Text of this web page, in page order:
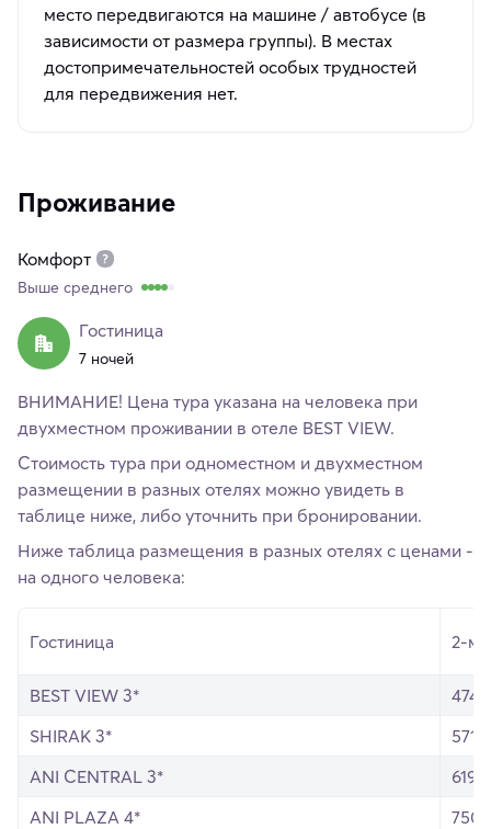
место передвигаются на машине / автобусе (в
зависимости от размера группы). В местах
достопримечательностей особых трудностей
для передвижения нет.
Проживание
Комфорт
Выше среднего
Гостиница
7 ночей
ВНИМАНИЕ! Цена тура указана на человека при
двухместном проживании в отеле BEST VIEW.
Стоимость тура при одноместном и двухместном
размещении в разных отелях можно увидеть в
таблице ниже, либо уточнить при бронировании.
Ниже таблица размещения в разных отелях с ценами -
на одного человека:
Гостиница 2-
BEST VIEW 3*
474
SHIRAK 3*
571
ANI CENTRAL 3*
619
ANI PLAZA 4*
750